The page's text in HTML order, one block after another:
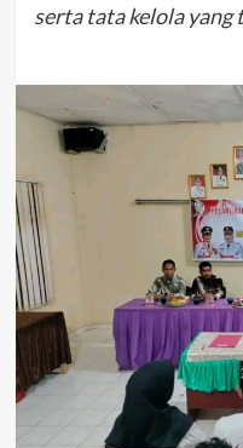
serta tata kelola yang